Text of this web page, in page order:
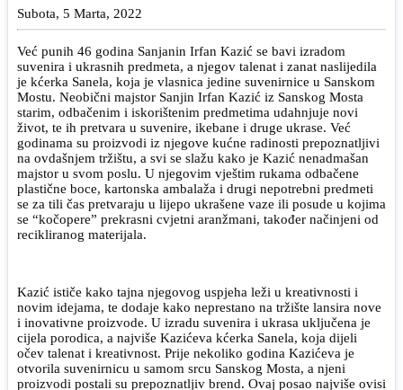
Subota, 5 Marta, 2022
Već punih 46 godina Sanjanin Irfan Kazić se bavi izradom
suvenira i ukrasnih predmeta, a njegov talenat i zanat naslijedila
je kćerka Sanela, koja je vlasnica jedine suvenirnice u Sanskom
Mostu. Neobični majstor Sanjin Irfan Kazić iz Sanskog Mosta
starim, odbačenim i iskorištenim predmetima udahnjuje novi
život, te ih pretvara u suvenire, ikebane i druge ukrase. Već
godinama su proizvodi iz njegove kućne radinosti prepoznatljivi
na ovdašnjem tržištu, a svi se slažu kako je Kazić nenadmašan
majstor u svom poslu. U njegovim vještim rukama odbačene
plastične boce, kartonska ambalaža i drugi nepotrebni predmeti
se za tili čas pretvaraju u lijepo ukrašene vaze ili posude u kojima
se “kočopere” prekrasni cvjetni aranžmani, također načinjeni od
recikliranog materijala.
Kazić ističe kako tajna njegovog uspjeha leži u kreativnosti i
novim idejama, te dodaje kako neprestano na tržište lansira nove
i inovativne proizvode. U izradu suvenira i ukrasa uključena je
cijela porodica, a najviše Kazićeva kćerka Sanela, koja dijeli
očev talenat i kreativnost. Prije nekoliko godina Kazićeva je
otvorila suvenirnicu u samom srcu Sanskog Mosta, a njeni
proizvodi postali su prepoznatljiv brend. Ovaj posao najviše ovisi